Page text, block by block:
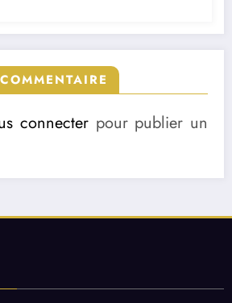
connecter pour publier un